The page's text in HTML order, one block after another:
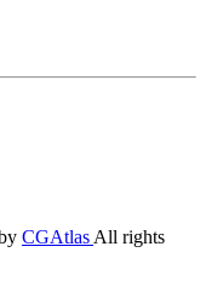
CGAtlas All rights